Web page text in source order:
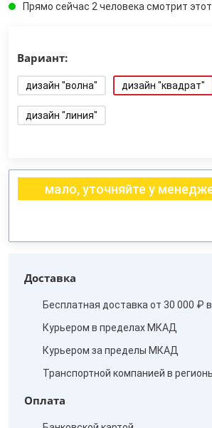
Прямо сейчас 2 человека смотрит
Вариант:
дизайн "волна" дизайн "квадрат"
дизайн "линия"
мало, уточняйте у
Доставка
Бесплатная доставка от 30 000 ₽
Курьером в пределах МКАД
Курьером за пределы МКАД
Транспортной компанией в
Оплата